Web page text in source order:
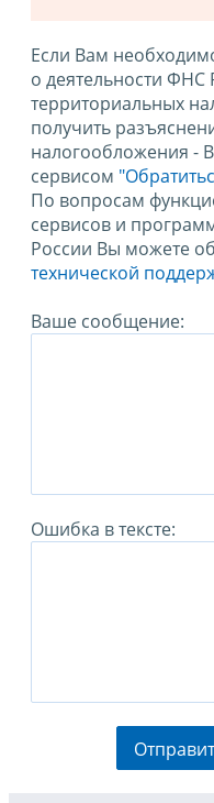
Если Вам
о деятельности ФНС
территориальных
получить
налогообложения -
сервисом
По вопросам
сервисов и
России Вы можете
технической
Ваше сообщение:
Ошибка в тексте: